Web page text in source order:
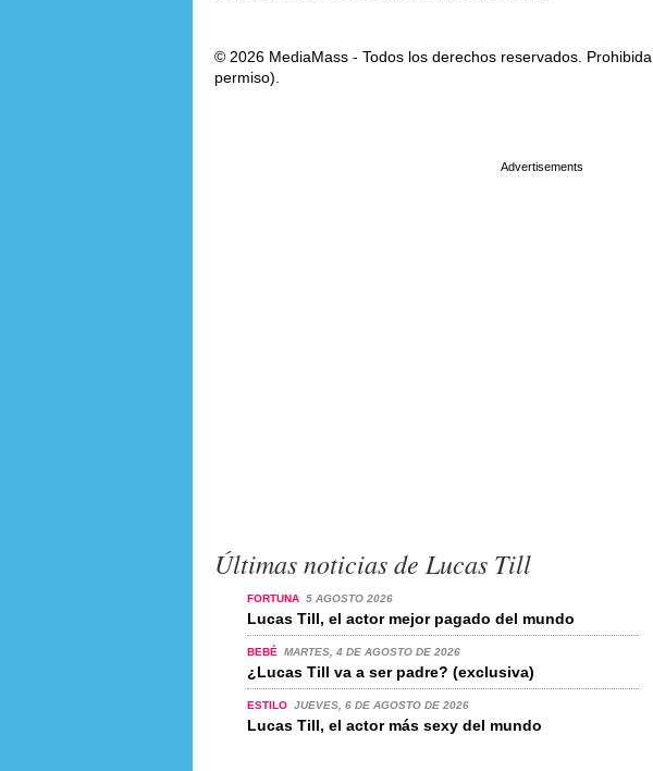
© 2026 MediaMass - Todos los derechos reservados.
permiso).
Últimas noticias de Lucas Till
FORTUNA 5 AGOSTO 2026
Lucas Till, el actor mejor pagado del mundo
BEBÉ MARTES, 4 DE AGOSTO DE 2026
¿Lucas Till va a ser padre? (exclusiva)
ESTILO JUEVES, 6 DE AGOSTO DE 2026
Lucas Till, el actor más sexy del mundo